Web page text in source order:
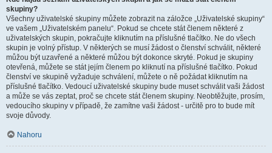
skupiny?
Všechny uživatelské skupiny můžete zobrazit na záložce „Uživatelské skupiny“
ve vašem „Uživatelském panelu“. Pokud se chcete stát členem některé z
uživatelských skupin, pokračujte kliknutím na příslušné tlačítko. Ne do všech
skupin je volný přístup. V některých se musí žádost o členství schválit, některé
můžou být uzavřené a některé můžou být dokonce skryté. Pokud je skupiny
otevřená, můžete se stát jejím členem po kliknutí na příslušné tlačítko. Pokud
členství ve skupině vyžaduje schválení, můžete o ně požádat kliknutím na
příslušné tlačítko. Vedoucí uživatelské skupiny bude muset schválit vaši žádost
a může se vás zeptat, proč se chcete stát členem skupiny. Neobtěžujte, prosím,
vedoucího skupiny v případě, že zamítne vaši žádost - určitě pro to bude mít
svoje důvody.
Nahoru